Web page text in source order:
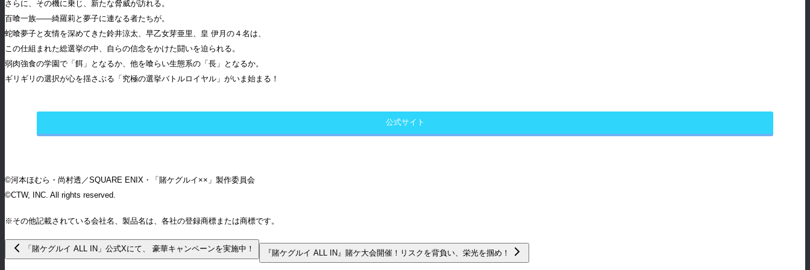
さらに、その機に乗じ、新たな脅威が訪れる。
百喰一族――綺羅莉と夢子に連なる者たちが。
蛇喰夢子と友情を深めてきた鈴井涼太、早乙女芽亜里、皇 伊月の４名は、
この仕組まれた総選挙の中、自らの信念をかけた闘いを迫られる。
弱肉強食の学園で「餌」となるか、他を喰らい生態系の「長」となるか。
ギリギリの選択が心を揺さぶる「究極の選挙バトルロイヤル」がいま始まる！
公式サイト
©河本ほむら・尚村透／SQUARE ENIX・「賭ケグルイ××」製作委員会
©CTW, INC. All rights reserved.
※その他記載されている会社名、製品名は、各社の登録商標または商標です。
「賭ケグルイ ALL IN」公式Xにて、 豪華キャンペーンを実施中！ 『賭ケグルイ ALL IN』賭ケ大会開催！リスクを背負い、栄光を掴め！